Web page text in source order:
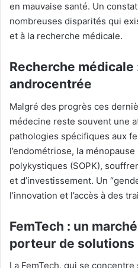
en mauvaise santé. Un
nombreuses disparités qui
et à la recherche médicale.
Recherche
androcentrée
Malgré des progrès ces
médecine reste souvent une
pathologies spécifiques aux
l’endométriose, la
polykystiques (SOPK),
et d’investissement. Un
l’innovation et l’accès à des
FemTech : un
porteur de solutions
La FemTech, qui se